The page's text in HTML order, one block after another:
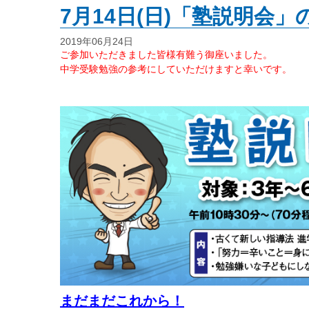
7月14日(日)「塾説明会」
2019年06月24日
ご参加いただきました皆様有難う御座いました。
中学受験勉強の参考にしていただけますと幸いです。
まだまだこれから！